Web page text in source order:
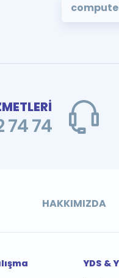
74
HAKKIMIZDA
YDS &